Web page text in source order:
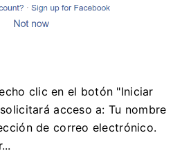
clic en el botón "Iniciar
acceso a: Tu nombre
de correo electrónico.